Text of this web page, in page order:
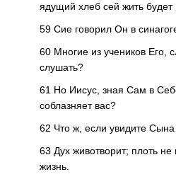
ядущий хлеб сей жить будет
59 Сие говорил Он в
60 Многие из учеников Его,
слушать?
61 Но Иисус, зная Сам в
соблазняет вас?
62 Что ж, если увидите
63 Дух животворит; плоть
жизнь.